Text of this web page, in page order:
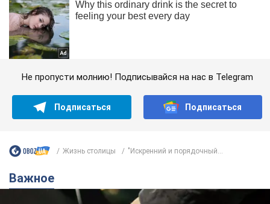
Не пропусти молнию! Подписывайся на нас в Telegram
Подписаться Подписаться
Жизнь столицы "Искренний и порядочный...
Важное